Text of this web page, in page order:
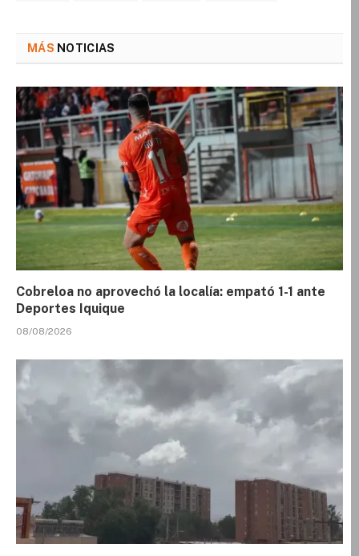
MÁS NOTICIAS
Cobreloa no aprovechó la localía: empató 1-1 ante
Deportes Iquique
08/08/2026